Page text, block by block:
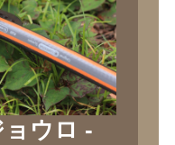
ウロ -